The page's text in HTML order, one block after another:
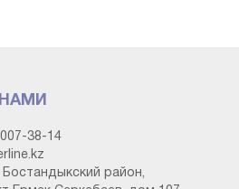
пакет
38-14
район,